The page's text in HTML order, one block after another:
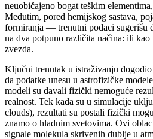
neuobičajeno bogat teškim
Međutim, pored hemijskog sastava,
formiranja — trenutni podaci sugerišu
na dva potpuno različita načina: ili kao
zvezda.
Ključni trenutak u istraživanju
da podatke unesu u astrofizičke
modeli su davali fizički nemoguće
realnost. Tek kada su u simulacije
clouds), rezultati su postali fizički
znamo o hladnim svetovima. Ovi
signale molekula skrivenih dublje u